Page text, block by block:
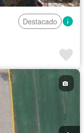
Destacado